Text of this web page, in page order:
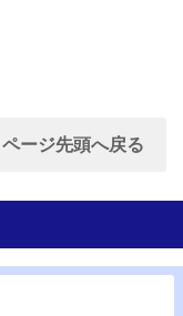
ページ先頭へ戻る